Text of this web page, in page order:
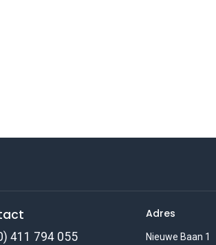
411 794 055
Adres
Nieuwe Baan 1